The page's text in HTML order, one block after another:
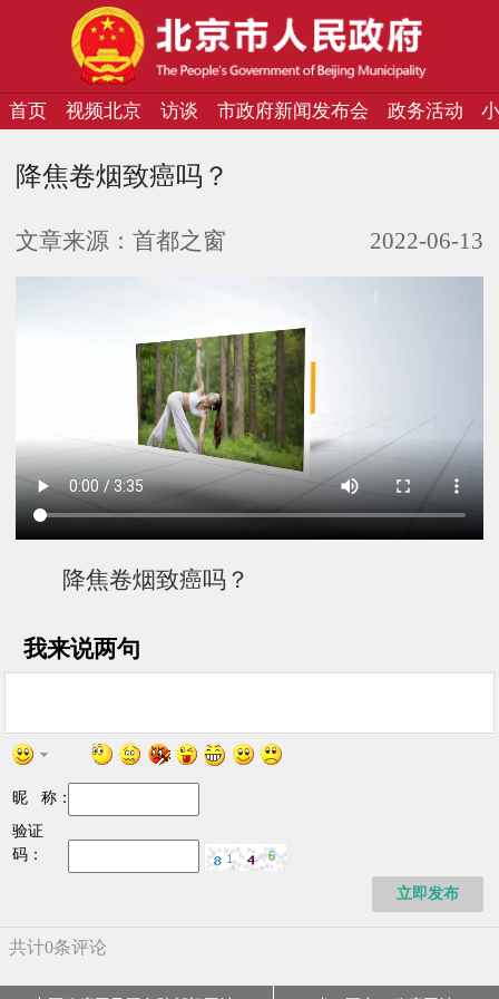
首页 视频北京 访谈 市政府新闻发布会 政务活动
降焦卷烟致癌吗？
文章来源： 首都之窗 2022-06-13
降焦卷烟致癌吗？
我来说两句
昵 称：
验证
码：
立即发布